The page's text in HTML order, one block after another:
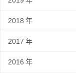
2018 年
2017 年
2016 年